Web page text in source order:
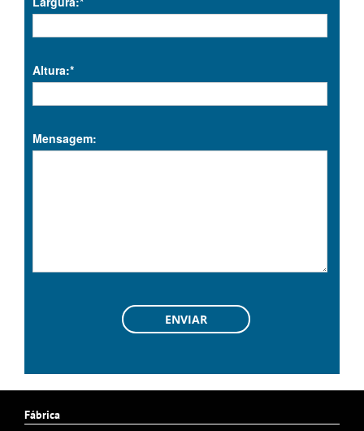
Altura:*
Mensagem:
Fábrica